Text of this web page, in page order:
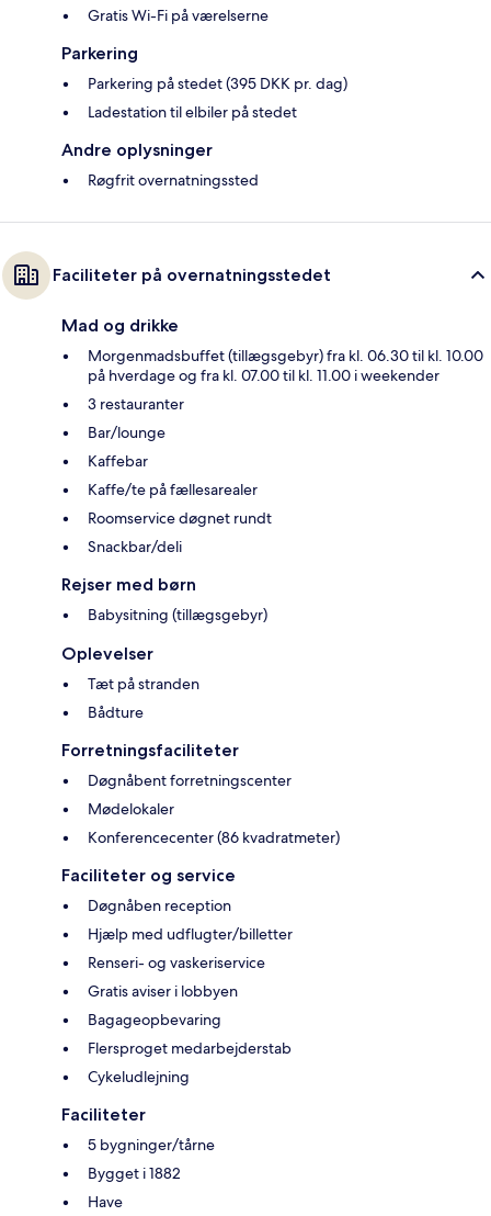
Gratis Wi-Fi på værelserne
Parkering
Parkering på stedet (395 DKK pr. dag)
Ladestation til elbiler på stedet
Andre oplysninger
Røgfrit overnatningssted
Faciliteter på overnatningsstedet
Mad og drikke
Morgenmadsbuffet (tillægsgebyr) fra kl. 06.30 til kl. 10.00
på hverdage og fra kl. 07.00 til kl. 11.00 i weekender
3 restauranter
Bar/lounge
Kaffebar
Kaffe/te på fællesarealer
Roomservice døgnet rundt
Snackbar/deli
Rejser med børn
Babysitning (tillægsgebyr)
Oplevelser
Tæt på stranden
Bådture
Forretningsfaciliteter
Døgnåbent forretningscenter
Mødelokaler
Konferencecenter (86 kvadratmeter)
Faciliteter og service
Døgnåben reception
Hjælp med udflugter/billetter
Renseri- og vaskeriservice
Gratis aviser i lobbyen
Bagageopbevaring
Flersproget medarbejderstab
Cykeludlejning
Faciliteter
5 bygninger/tårne
Bygget i 1882
Have